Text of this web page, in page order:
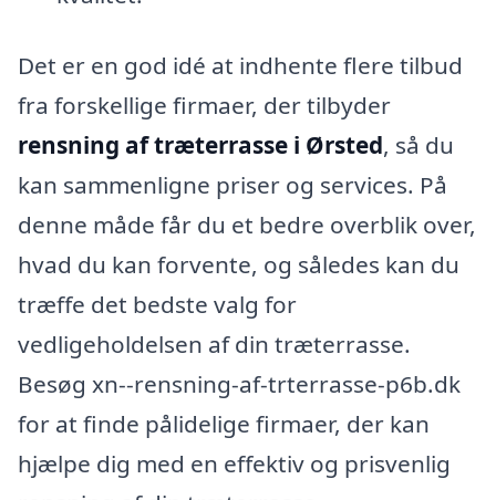
Det er en god idé at indhente flere tilbud
fra forskellige firmaer, der tilbyder
rensning af træterrasse i Ørsted, så du
kan sammenligne priser og services. På
denne måde får du et bedre overblik over,
hvad du kan forvente, og således kan du
træffe det bedste valg for
vedligeholdelsen af din træterrasse.
Besøg xn--rensning-af-trterrasse-p6b.dk
for at finde pålidelige firmaer, der kan
hjælpe dig med en effektiv og prisvenlig